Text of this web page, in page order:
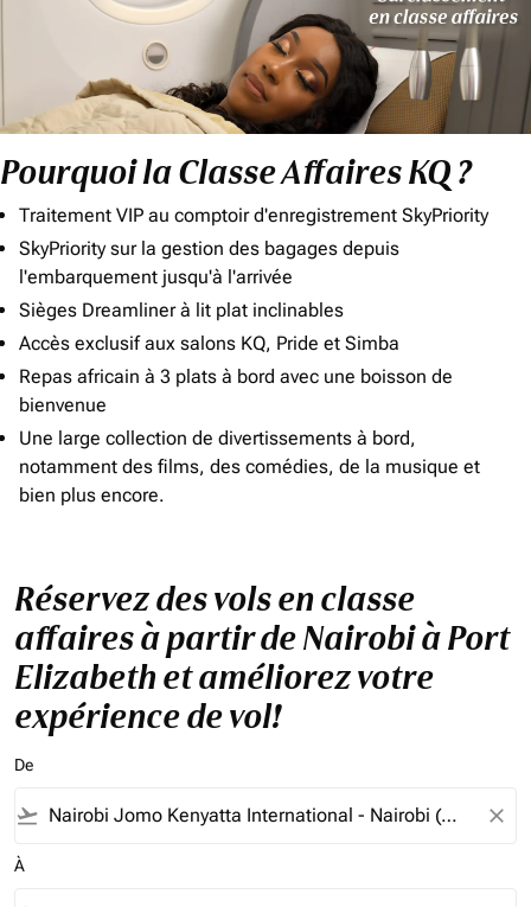
Pourquoi la Classe Affaires KQ ?
Traitement VIP au comptoir d'enregistrement SkyPriority
SkyPriority sur la gestion des bagages depuis
l'embarquement jusqu'à l'arrivée
Sièges Dreamliner à lit plat inclinables
Accès exclusif aux salons KQ, Pride et Simba
Repas africain à 3 plats à bord avec une boisson de
bienvenue
Une large collection de divertissements à bord,
notamment des films, des comédies, de la musique et
bien plus encore.
Réservez des vols en classe
affaires à partir de Nairobi à Port
Elizabeth et améliorez votre
expérience de vol!
De
flight_takeoff close
À